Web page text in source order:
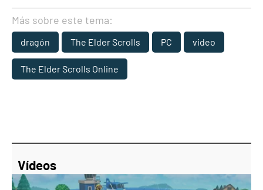
Más sobre este tema:
dragón The Elder Scrolls PC video
The Elder Scrolls Online
Vídeos